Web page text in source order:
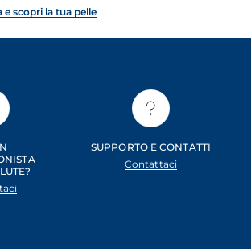
e scopri la tua pelle
SUPPORTO E CONTATTI
Contattaci